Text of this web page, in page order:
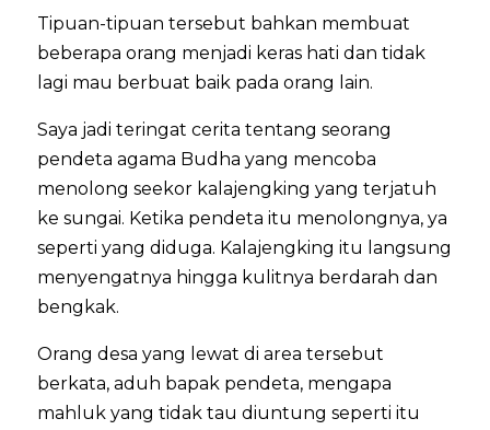
Tipuan-tipuan tersebut bahkan membuat
beberapa orang menjadi keras hati dan tidak
lagi mau berbuat baik pada orang lain.
Saya jadi teringat cerita tentang seorang
pendeta agama Budha yang mencoba
menolong seekor kalajengking yang terjatuh
ke sungai. Ketika pendeta itu menolongnya, ya
seperti yang diduga. Kalajengking itu langsung
menyengatnya hingga kulitnya berdarah dan
bengkak.
Orang desa yang lewat di area tersebut
berkata, aduh bapak pendeta, mengapa
mahluk yang tidak tau diuntung seperti itu